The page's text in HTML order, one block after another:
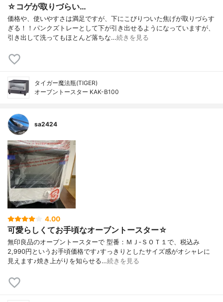
☆コゲが取りづらい…
価格や、使いやすさは満足ですが、下にこびりついた焦げが取りづらす
ぎる！！パンクズトレーとして下が引き出せるようになっていますが、
引き出して洗ってもほとんど落ちな…続きを見る
タイガー魔法瓶(TIGER)
オーブントースター KAK-B100
sa2424
4.00
可愛らしくてお手頃なオーブントースター☆
無印良品のオーブントースターで 型番：ＭＪ‐ＳＯＴ１で、税込み
2,990円というお手頃価格です♪すっきりとしたサイズ感がオシャレに
見えます♪焼き上がりを知らせる…続きを見る